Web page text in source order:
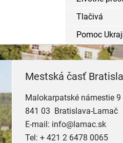
Tlačivá
Pomoc
Mestská časť
Malokarpatské námestie 9
841 03 Bratislava-Lamač
E-mail: info@lamac.sk
Tel:+ 421 2 6478 0065